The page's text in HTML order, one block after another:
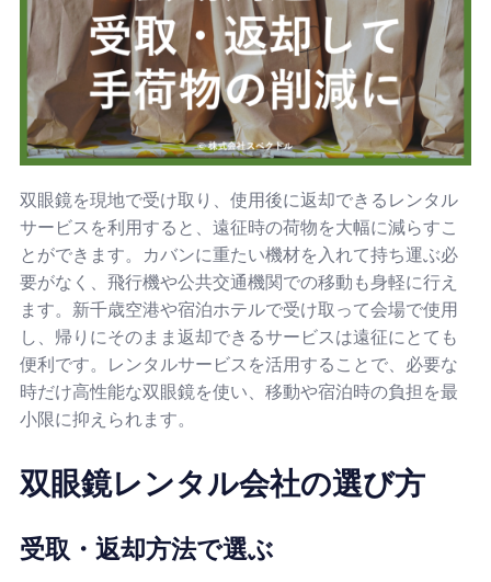
双眼鏡を現地で受け取り、使用後に返却できるレンタル
サービスを利用すると、遠征時の荷物を大幅に減らすこ
とができます。カバンに重たい機材を入れて持ち運ぶ必
要がなく、飛行機や公共交通機関での移動も身軽に行え
ます。新千歳空港や宿泊ホテルで受け取って会場で使用
し、帰りにそのまま返却できるサービスは遠征にとても
便利です。レンタルサービスを活用することで、必要な
時だけ高性能な双眼鏡を使い、移動や宿泊時の負担を最
小限に抑えられます。
双眼鏡レンタル会社の選び方
受取・返却方法で選ぶ